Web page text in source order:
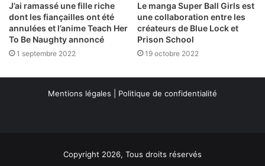
J’ai ramassé une fille riche
dont les fiançailles ont été
annulées et l’anime Teach Her
To Be Naughty annoncé
1 septembre 2022
Le manga Super Ball Girls est
une collaboration entre les
créateurs de Blue Lock et
Prison School
19 octobre 2022
Mentions légales Politique de confidentialité
Copyright 2026, Tous droits réservés